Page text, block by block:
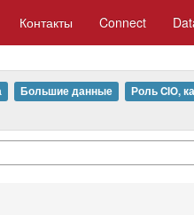
Контакты Connect
Большие данные Роль CIO,